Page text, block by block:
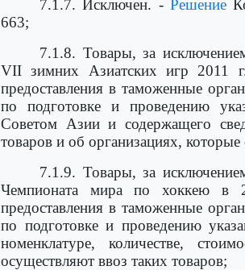
7.1.7. Исключен. - Решение
663;
7.1.8. Товары, за
VII зимних Азиатских игр 2011
предоставления в таможенные
по подготовке и проведению
Советом Азии и содержащего
товаров и об организациях,
7.1.9. Товары, за
Чемпионата мира по хоккею в
предоставления в таможенные
по подготовке и проведению
номенклатуре, количестве,
осуществляют ввоз таких товаров;